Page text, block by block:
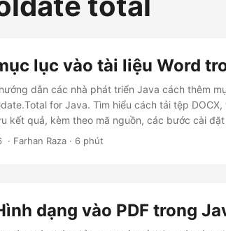
lục vào tài liệu Word
dẫn các nhà phát triển Java cách thêm
for Java. Tìm hiểu cách tải tệp
kết quả, kèm theo mã nguồn, các bước cài
‎ · Farhan Raza · 6 phút
dạng vào PDF trong